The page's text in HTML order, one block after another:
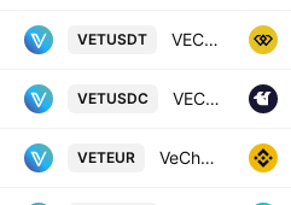
VETUSDT VECHAIN/TETHERUS
VETUSDC VECHAIN / USD Coin
VETEUR VeChain / Euro